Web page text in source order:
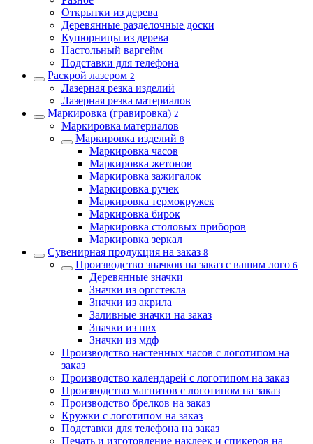
Открытки из дерева
Деревянные разделочные доски
Купюрницы из дерева
Настольный варгейм
Подставки для телефона
Раскрой лазером 2
Лазерная резка изделий
Лазерная резка материалов
Маркировка (гравировка) 2
Маркировка материалов
Маркировка изделий 8
Маркировка часов
Маркировка жетонов
Маркировка зажигалок
Маркировка ручек
Маркировка термокружек
Маркировка бирок
Маркировка столовых приборов
Маркировка зеркал
Сувенирная продукция на заказ 8
Производство значков на заказ с вашим лого 6
Деревянные значки
Значки из оргстекла
Значки из акрила
Заливные значки на заказ
Значки из пвх
Значки из мдф
Производство настенных часов с логотипом на
заказ
Производство календарей с логотипом на заказ
Производство магнитов с логотипом на заказ
Производство брелков на заказ
Кружки с логотипом на заказ
Подставки для телефона на заказ
Печать и изготовление наклеек и спикеров на